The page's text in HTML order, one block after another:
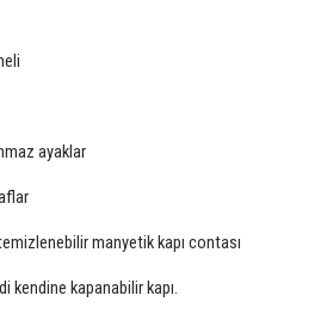
ayaklar
manyetik kapı contası
kendine kapanabilir kapı.